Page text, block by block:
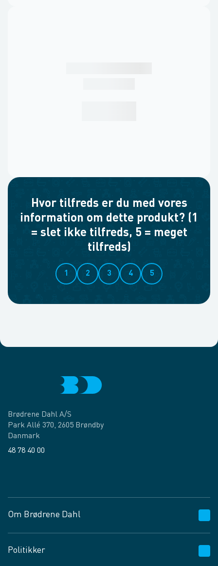
Hvor tilfreds er du med vores
information om dette produkt? (1
= slet ikke tilfreds, 5 = meget
tilfreds)
1 2 3 4 5
Brødrene Dahl A/S
Park Allé 370, 2605 Brøndby
Danmark
48 78 40 00
Om Brødrene Dahl
Vagttelefon 30 10 89 89
Politikker